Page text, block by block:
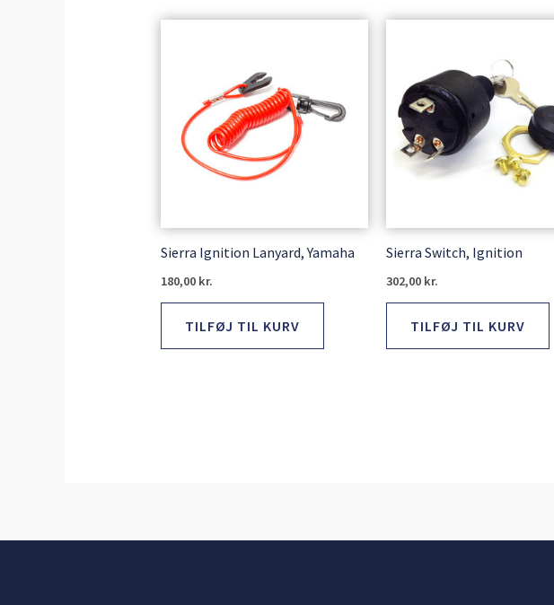
Sierra Ignition Lanyard, Yamaha
180,00 kr.
TILFØJ TIL KURV
Sierra Switch, Ignition
302,00 kr.
TILFØJ TIL KURV